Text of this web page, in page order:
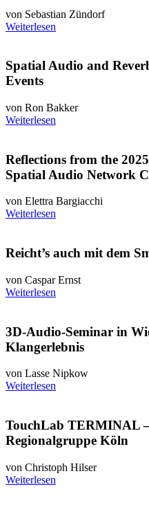
von Sebastian Zündorf
Weiterlesen
Spatial Audio and
Events
von Ron Bakker
Weiterlesen
Reflections from the
Spatial Audio Network
von Elettra Bargiacchi
Weiterlesen
Reicht’s auch mit dem
von Caspar Ernst
Weiterlesen
3D-Audio-Seminar in
Klangerlebnis
von Lasse Nipkow
Weiterlesen
TouchLab TERMINAL
Regionalgruppe Köln
von Christoph Hilser
Weiterlesen